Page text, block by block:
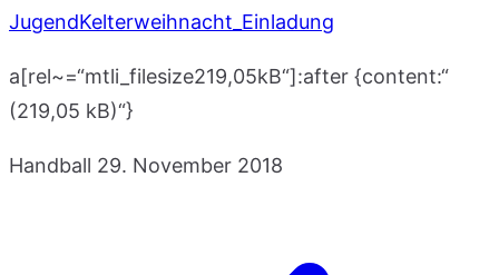
JugendKelterweihnacht_Einladung
a[rel~=“mtli_filesize219,05kB“]:after {content:“
(219,05 kB)“}
Handball 29. November 2018